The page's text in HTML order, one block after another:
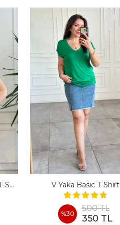
Önü Kalp Taş Detaylı Fitilli T-Shirt V Yaka Basic T-Shirt
%30
500 TL
350 TL